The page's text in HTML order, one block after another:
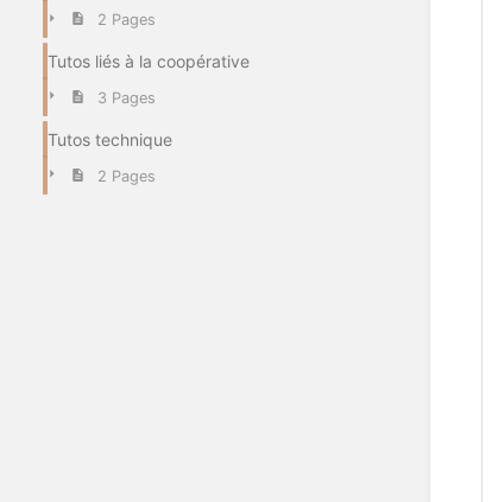
2 Pages
Tutos liés à la coopérative
3 Pages
Tutos technique
2 Pages